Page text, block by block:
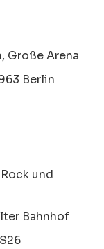
Große Arena
Berlin
und
Bahnhof